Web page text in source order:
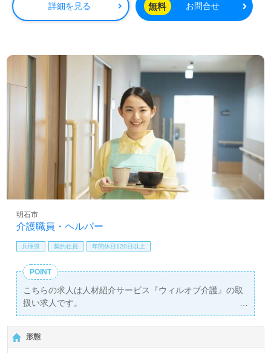
詳細を見る 無料 お問合せ
介護職員・ヘルパー
明石市
兵庫県 契約社員 年間休日120日以上
POINT
こちらの求人は人材紹介サービス『ウィルオブ介護』の取
扱い求人です。
詳細に関してお気軽にご相談ください♪
【無料】で皆さんの転職活動をサポートいたします。
形態